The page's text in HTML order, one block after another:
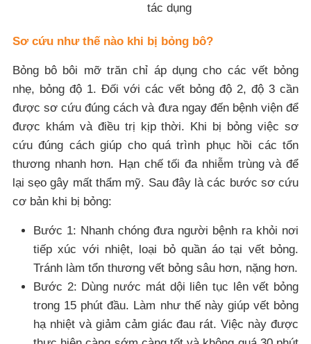
tác dụng
Sơ cứu như thế nào khi bị bỏng bô?
Bỏng bô bôi mỡ trăn chỉ áp dụng cho các vết bỏng
nhẹ, bỏng độ 1. Đối với các vết bỏng độ 2, độ 3 cần
được sơ cứu đúng cách và đưa ngay đến bệnh viện để
được khám và điều trị kịp thời. Khi bị bỏng việc sơ
cứu đúng cách giúp cho quá trình phục hồi các tổn
thương nhanh hơn. Hạn chế tối đa nhiễm trùng và để
lại sẹo gây mất thẩm mỹ. Sau đây là các bước sơ cứu
cơ bản khi bị bỏng:
Bước 1: Nhanh chóng đưa người bệnh ra khỏi nơi
tiếp xúc với nhiệt, loại bỏ quần áo tại vết bỏng.
Tránh làm tổn thương vết bỏng sâu hơn, nặng hơn.
Bước 2: Dùng nước mát dội liên tục lên vết bỏng
trong 15 phút đầu. Làm như thế này giúp vết bỏng
hạ nhiệt và giảm cảm giác đau rát. Việc này được